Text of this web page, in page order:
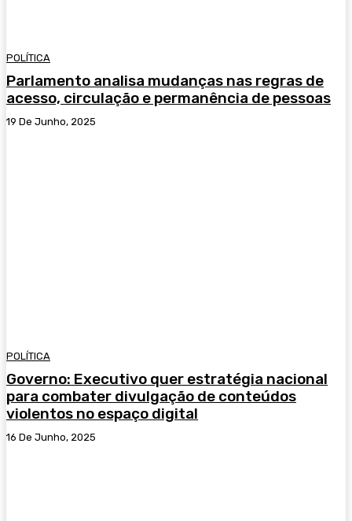
POLÍTICA
Parlamento analisa mudanças nas regras de
acesso, circulação e permanência de pessoas
19 De Junho, 2025
POLÍTICA
Governo: Executivo quer estratégia nacional
para combater divulgação de conteúdos
violentos no espaço digital
16 De Junho, 2025